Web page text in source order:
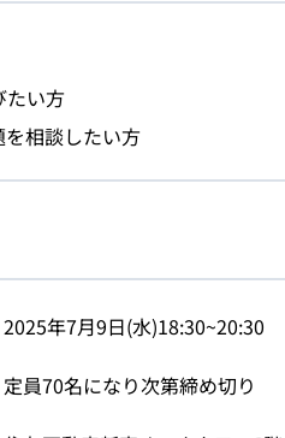
たい方
を相談したい方
2025年7月9日(水)18:30~20:30
定員70名になり次第締め切り